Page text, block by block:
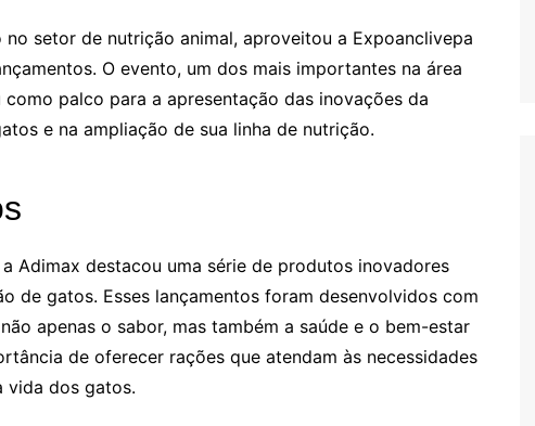
setor de nutrição animal, aproveitou a Expoanclivepa
O evento, um dos mais importantes na área
palco para a apresentação das inovações da
e na ampliação de sua linha de nutrição.
Adimax destacou uma série de produtos inovadores
de gatos. Esses lançamentos foram desenvolvidos com
apenas o sabor, mas também a saúde e o bem-estar
de oferecer rações que atendam às necessidades
vida dos gatos.